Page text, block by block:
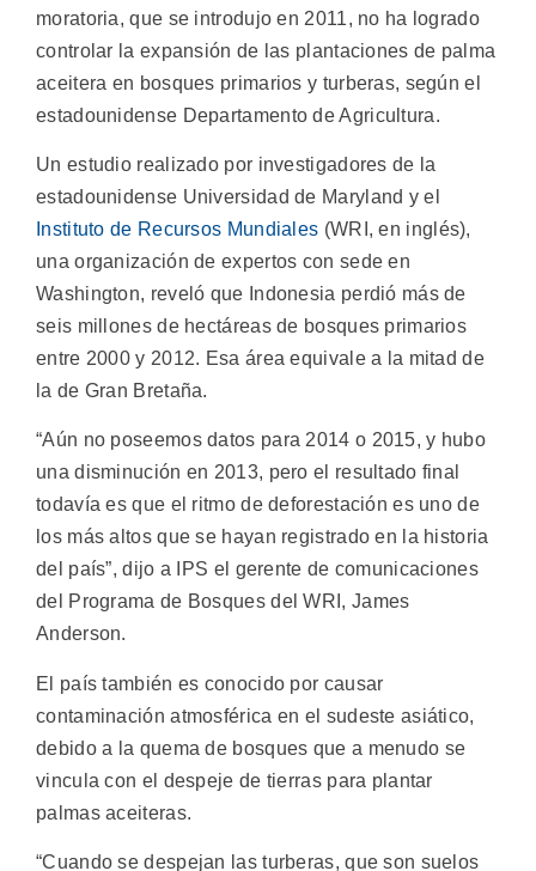
moratoria, que se introdujo en 2011, no ha logrado
controlar la expansión de las plantaciones de palma
aceitera en bosques primarios y turberas, según el
estadounidense Departamento de Agricultura.
Un estudio realizado por investigadores de la
estadounidense Universidad de Maryland y el
Instituto de Recursos Mundiales (WRI, en inglés),
una organización de expertos con sede en
Washington, reveló que Indonesia perdió más de
seis millones de hectáreas de bosques primarios
entre 2000 y 2012. Esa área equivale a la mitad de
la de Gran Bretaña.
“Aún no poseemos datos para 2014 o 2015, y hubo
una disminución en 2013, pero el resultado final
todavía es que el ritmo de deforestación es uno de
los más altos que se hayan registrado en la historia
del país”, dijo a IPS el gerente de comunicaciones
del Programa de Bosques del WRI, James
Anderson.
El país también es conocido por causar
contaminación atmosférica en el sudeste asiático,
debido a la quema de bosques que a menudo se
vincula con el despeje de tierras para plantar
palmas aceiteras.
“Cuando se despejan las turberas, que son suelos